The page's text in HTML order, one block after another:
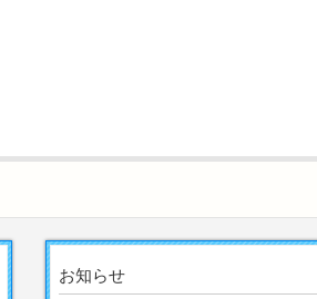
お知らせ